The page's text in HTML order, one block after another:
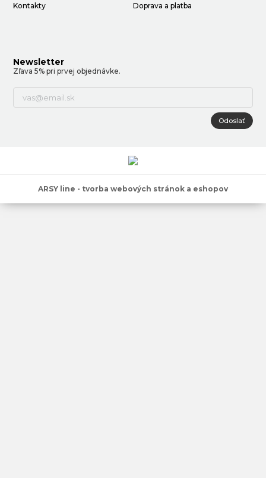
Kontakty
Doprava a platba
Newsletter
Zľava 5% pri prvej objednávke.
Odoslať
ARSY line - tvorba webových stránok a eshopov